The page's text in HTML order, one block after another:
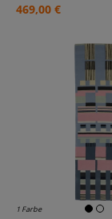
469,00 €
1 Farbe